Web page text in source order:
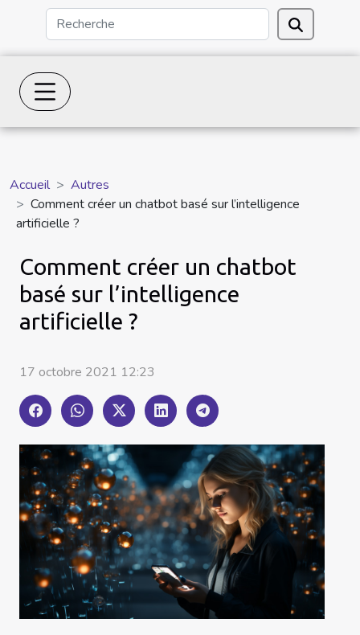
Accueil
Autres
Comment créer un chatbot basé sur l’intelligence
artificielle ?
Comment créer un chatbot
basé sur l’intelligence
artificielle ?
17 octobre 2021 12:23